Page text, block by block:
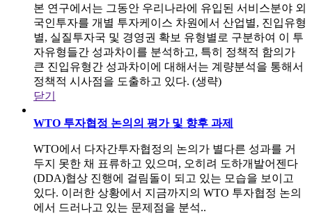
본 연구에서는 그동안 우리나라에 유입된 서비스분야 외
국인투자를 개별 투자케이스 차원에서 산업별, 진입유형
별, 실질투자국 및 경영권 확보 유형별로 구분하여 이 투
자유형들간 성과차이를 분석하고, 특히 정책적 함의가
큰 진입유형간 성과차이에 대해서는 계량분석을 통해서
정책적 시사점을 도출하고 있다. (생략)
닫기
WTO 투자협정 논의의 평가 및 향후 과제
WTO에서 다자간투자협정의 논의가 별다른 성과를 거
두지 못한 채 표류하고 있으며, 오히려 도하개발어젠다
(DDA)협상 진행에 걸림돌이 되고 있는 모습을 보이고
있다. 이러한 상황에서 지금까지의 WTO 투자협정 논의
에서 드러나고 있는 문제점을 분석..